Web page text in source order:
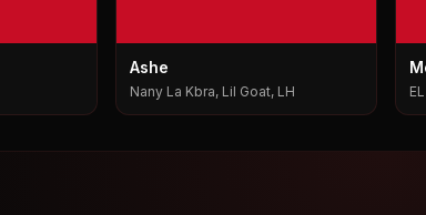
Ashe
Nany La Kbra, Lil Goat, LH